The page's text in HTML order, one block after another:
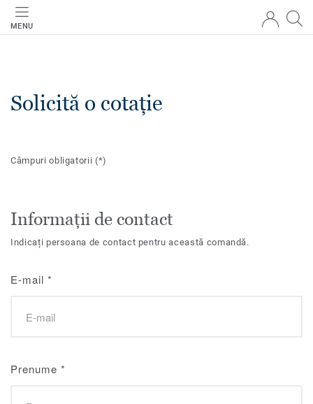
MENU
Solicită o cotație
Câmpuri obligatorii(*)
Informații de contact
Indicați persoana de contact pentru această comandă.
E-mail *
Prenume *